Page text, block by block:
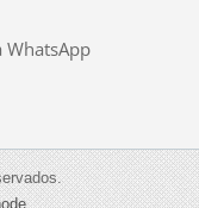
WhatsApp